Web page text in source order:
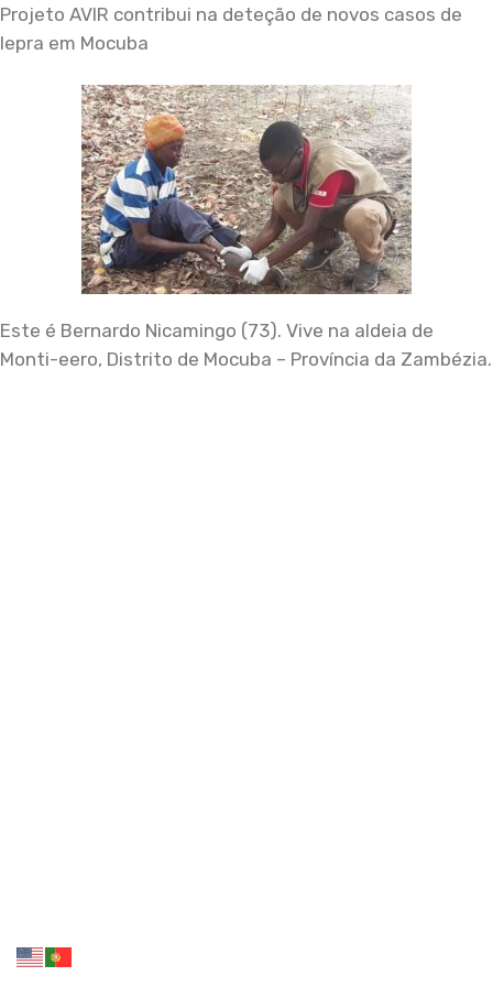
Projeto AVIR contribui na deteção de novos casos de
lepra em Mocuba
Este é Bernardo Nicamingo (73). Vive na aldeia de
Monti-eero, Distrito de Mocuba – Província da Zambézia.